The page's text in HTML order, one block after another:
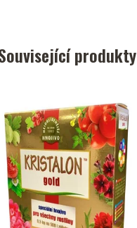
produkty